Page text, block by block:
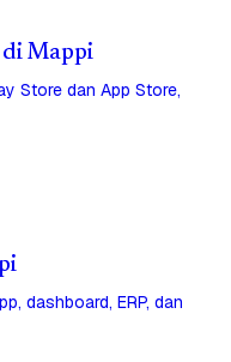
di Mappi
Store dan App Store,
dashboard, ERP, dan